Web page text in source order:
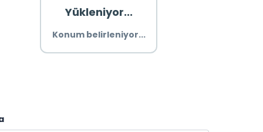
Yükleniyor...
Konum belirleniyor...